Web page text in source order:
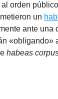
orden
un
ante una
«obligando»
habeas